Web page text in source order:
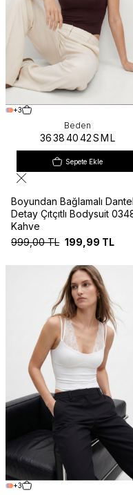
+3
Beden
36384042SML
Sepete Ekle
Boyundan Bağlamalı Dantel
Detay Çıtçıtlı Bodysuit
Kahve
999,00TL 199,99 TL
+3